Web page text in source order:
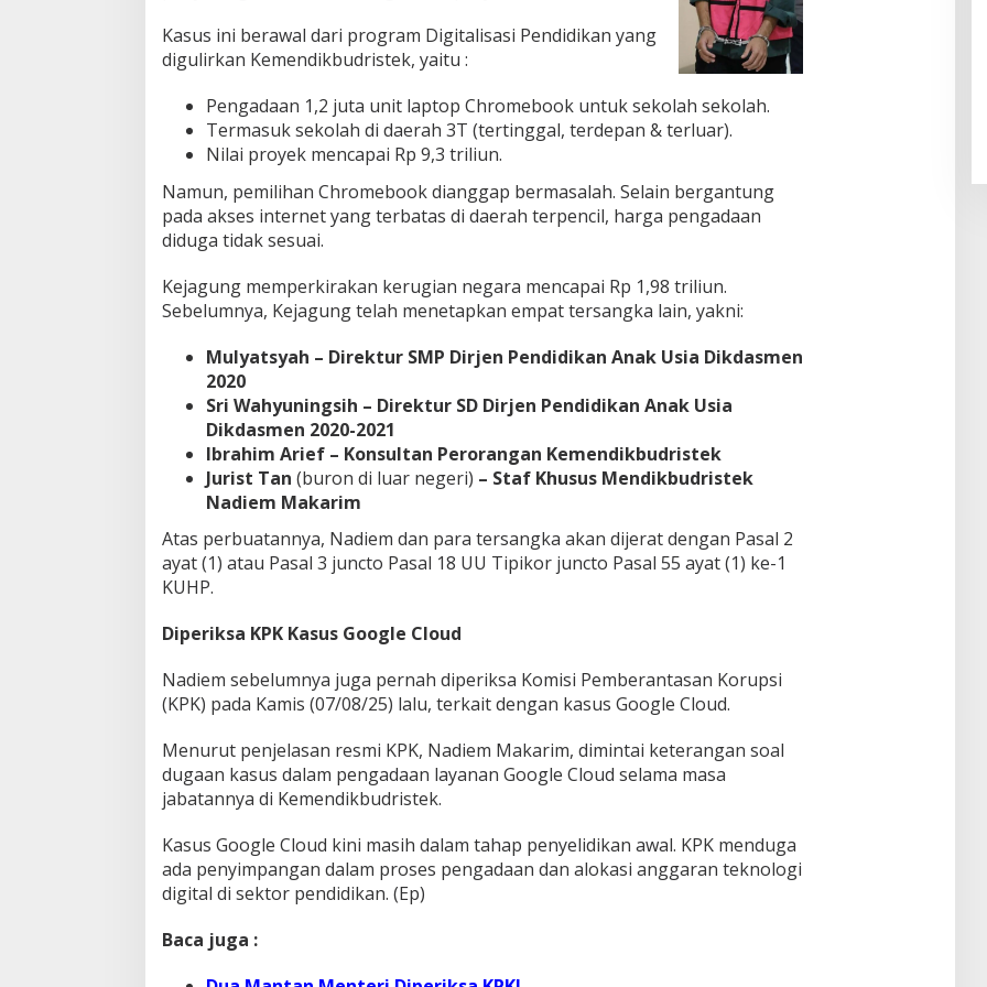
Kasus ini berawal dari program Digitalisasi Pendidikan yang
digulirkan Kemendikbudristek, yaitu :
Pengadaan 1,2 juta unit laptop Chromebook untuk sekolah sekolah.
Termasuk sekolah di daerah 3T (tertinggal, terdepan & terluar).
Nilai proyek mencapai Rp 9,3 triliun.
Namun, pemilihan Chromebook dianggap bermasalah. Selain bergantung
pada akses internet yang terbatas di daerah terpencil, harga pengadaan
diduga tidak sesuai.
Kejagung memperkirakan kerugian negara mencapai Rp 1,98 triliun.
Sebelumnya, Kejagung telah menetapkan empat tersangka lain, yakni:
Mulyatsyah – Direktur SMP Dirjen Pendidikan Anak Usia Dikdasmen
2020
Sri Wahyuningsih – Direktur SD Dirjen Pendidikan Anak Usia
Dikdasmen 2020-2021
Ibrahim Arief – Konsultan Perorangan Kemendikbudristek
Jurist Tan (buron di luar negeri) – Staf Khusus Mendikbudristek
Nadiem Makarim
Atas perbuatannya, Nadiem dan para tersangka akan dijerat dengan Pasal 2
ayat (1) atau Pasal 3 juncto Pasal 18 UU Tipikor juncto Pasal 55 ayat (1) ke-1
KUHP.
Diperiksa KPK Kasus Google Cloud
Nadiem sebelumnya juga pernah diperiksa Komisi Pemberantasan Korupsi
(KPK) pada Kamis (07/08/25) lalu, terkait dengan kasus Google Cloud.
Menurut penjelasan resmi KPK, Nadiem Makarim, dimintai keterangan soal
dugaan kasus dalam pengadaan layanan Google Cloud selama masa
jabatannya di Kemendikbudristek.
Kasus Google Cloud kini masih dalam tahap penyelidikan awal. KPK menduga
ada penyimpangan dalam proses pengadaan dan alokasi anggaran teknologi
digital di sektor pendidikan. (Ep)
Baca juga :
Pendaftaran Istana Dibuka,
Warga Berebut Kuota
Di Daerah, Nasional
09:13 WIB